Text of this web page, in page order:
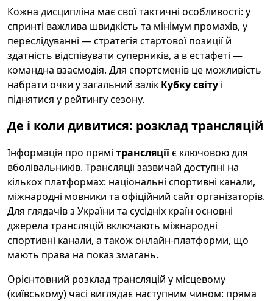
Кожна дисципліна має свої тактичні особливості: у
спринті важлива швидкість та мінімум промахів, у
переслідуванні — стратегія стартової позиції й
здатність відспівувати суперників, а в естафеті —
командна взаємодія. Для спортсменів це можливість
набрати очки у загальний залік Кубку світу і
піднятися у рейтингу сезону.
Де і коли дивитися: розклад трансляцій
Інформація про прямі трансляціїє ключовою для
вболівальників. Трансляції зазвичай доступні на
кількох платформах: національні спортивні канали,
міжнародні мовники та офіційний сайт організаторів.
Для глядачів з України та сусідніх країн основні
джерела трансляцій включають міжнародні
спортивні канали, а також онлайн-платформи, що
мають права на показ змагань.
Орієнтовний розклад трансляцій у місцевому
(київському) часі виглядає наступним чином: пряма